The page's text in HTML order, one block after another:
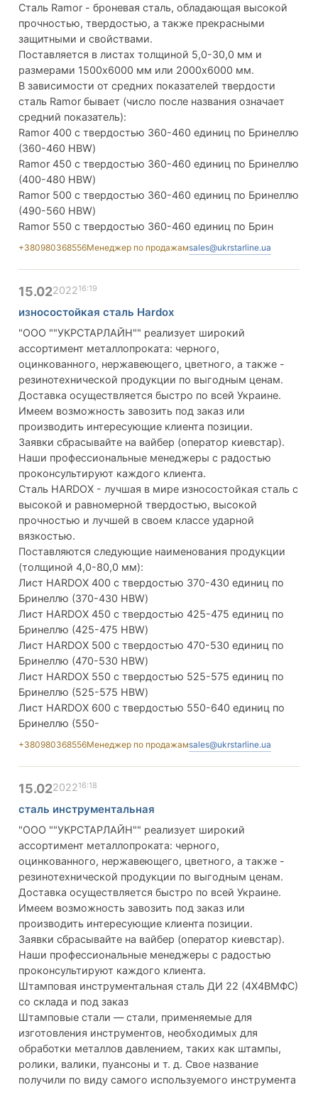
Сталь Ramor - броневая сталь, обладающая высокой
прочностью, твердостью, а также прекрасными
защитными и свойствами.
Поставляется в листах толщиной 5,0-30,0 мм и
размерами 1500х6000 мм или 2000х6000 мм.
В зависимости от средних показателей твердости
сталь Ramor бывает (число после названия означает
средний показатель):
Ramor 400 с твердостью 360-460 единиц по Бринеллю
(360-460 HBW)
Ramor 450 с твердостью 360-460 единиц по Бринеллю
(400-480 HBW)
Ramor 500 с твердостью 360-460 единиц по Бринеллю
(490-560 HBW)
Ramor 550 с твердостью 360-460 единиц по Брин
+380980368556Менеджер по продажамsales@ukrstarline.ua
15.02202216:19
износостойкая сталь Hardox
"ООО ""УКРСТАРЛАЙН"" реализует широкий
ассортимент металлопроката: черного,
оцинкованного, нержавеющего, цветного, а также -
резинотехнической продукции по выгодным ценам.
Доставка осуществляется быстро по всей Украине.
Имеем возможность завозить под заказ или
производить интересующие клиента позиции.
Заявки сбрасывайте на вайбер (оператор киевстар).
Наши профессиональные менеджеры с радостью
проконсультируют каждого клиента.
Сталь HARDOX - лучшая в мире износостойкая сталь с
высокой и равномерной твердостью, высокой
прочностью и лучшей в своем классе ударной
вязкостью.
Поставляются следующие наименования продукции
(толщиной 4,0-80,0 мм):
Лист HARDOX 400 с твердостью 370-430 единиц по
Бринеллю (370-430 HBW)
Лист HARDOX 450 с твердостью 425-475 единиц по
Бринеллю (425-475 HBW)
Лист HARDOX 500 с твердостью 470-530 единиц по
Бринеллю (470-530 HBW)
Лист HARDOX 550 с твердостью 525-575 единиц по
Бринеллю (525-575 HBW)
Лист HARDOX 600 с твердостью 550-640 единиц по
Бринеллю (550-
+380980368556Менеджер по продажамsales@ukrstarline.ua
15.02202216:18
сталь инструментальная
"ООО ""УКРСТАРЛАЙН"" реализует широкий
ассортимент металлопроката: черного,
оцинкованного, нержавеющего, цветного, а также -
резинотехнической продукции по выгодным ценам.
Доставка осуществляется быстро по всей Украине.
Имеем возможность завозить под заказ или
производить интересующие клиента позиции.
Заявки сбрасывайте на вайбер (оператор киевстар).
Наши профессиональные менеджеры с радостью
проконсультируют каждого клиента.
Штамповая инструментальная сталь ДИ 22 (4Х4ВМФС)
со склада и под заказ
Штамповые стали — стали, применяемые для
изготовления инструментов, необходимых для
обработки металлов давлением, таких как штампы,
ролики, валики, пуансоны и т. д. Свое название
получили по виду самого используемого инструмента